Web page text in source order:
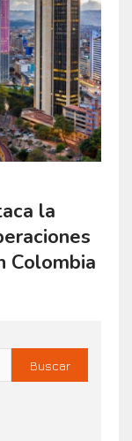
la
Colombia